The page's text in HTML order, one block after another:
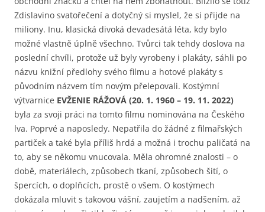
Zdislavino svatořečení a dotyčný si myslel, že si přijde na
miliony. Inu, klasická divoká devadesátá léta, kdy bylo
možné vlastně úplně všechno. Tvůrci tak tehdy doslova na
poslední chvíli, protože už byly vyrobeny i plakáty, sáhli po
názvu knižní předlohy svého filmu a hotové plakáty s
původním názvem tím novým přelepovali. Kostýmní
výtvarnice EVŽENIE RÁŽOVÁ (20. 1. 1960 – 19. 11. 2022)
byla za svoji práci na tomto filmu nominována na Českého
lva. Poprvé a naposledy. Nepatřila do žádné z filmařských
partiček a také byla příliš hrdá a možná i trochu paličatá na
to, aby se někomu vnucovala. Měla ohromné znalosti – o
době, materiálech, způsobech tkaní, způsobech šití, o
špercích, o doplňcích, prostě o všem. O kostýmech
dokázala mluvit s takovou vášní, zaujetím a nadšením, až